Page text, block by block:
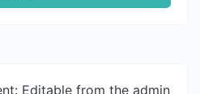
Editable from the admin